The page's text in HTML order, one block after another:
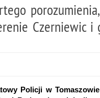
Czerniewic i
Policji w